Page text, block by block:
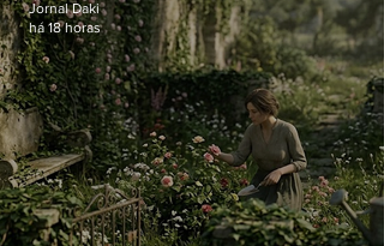
Jornal Daki
há 18 horas